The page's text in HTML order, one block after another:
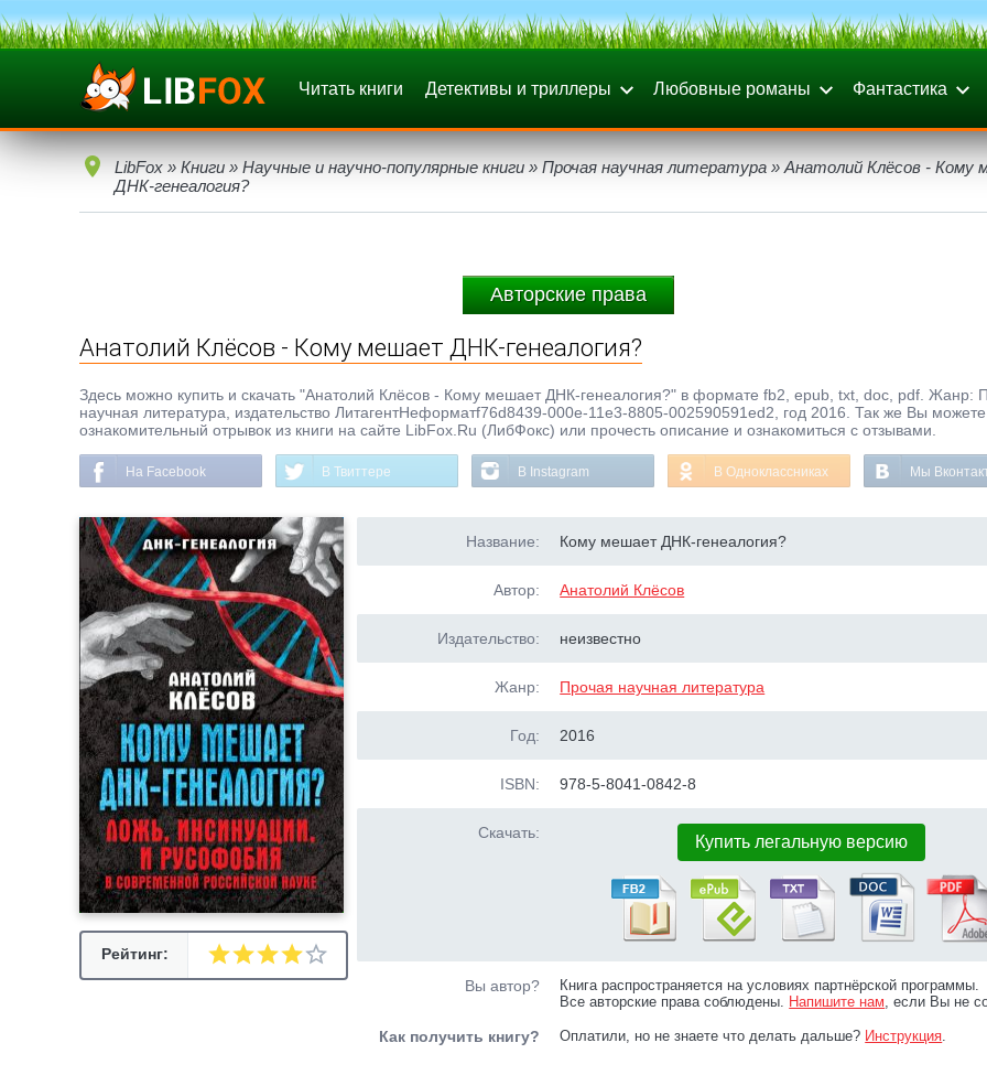
Читать книги Детективы и триллеры Любовные романы Фантастика
LibFox » Книги » Научные и научно-популярные книги » Прочая научная литература » Анатолий Клёсов - Кому
ДНК-генеалогия?
Авторские права
Анатолий Клёсов - Кому мешает ДНК-генеалогия?
Здесь можно купить и скачать "Анатолий Клёсов - Кому мешает ДНК-генеалогия?" в формате fb2, epub, txt, doc, pdf. Жанр:
научная литература, издательство ЛитагентНеформатf76d8439-000e-11e3-8805-002590591ed2, год 2016. Так же Вы можете
ознакомительный отрывок из книги на сайте LibFox.Ru (ЛибФокс) или прочесть описание и ознакомиться с отзывами.
На Facebook В Твиттере В Instagram В Одноклассниках Мы
Рейтинг:
Название: Кому мешает ДНК-генеалогия?
Автор: Анатолий Клёсов
Издательство: неизвестно
Жанр: Прочая научная литература
Год: 2016
ISBN: 978-5-8041-0842-8
Скачать: Купить легальную версию
Вы автор?
Книга распространяется на условиях партнёрской программы.
Все авторские права соблюдены. Напишите нам, если Вы не
Как получить книгу? Оплатили, но не знаете что делать дальше? Инструкция.